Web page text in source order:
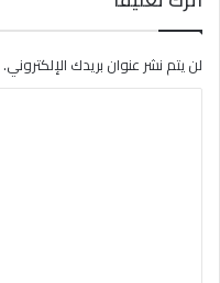
لن يتم نشر عنوان بريدك الإلكتروني.